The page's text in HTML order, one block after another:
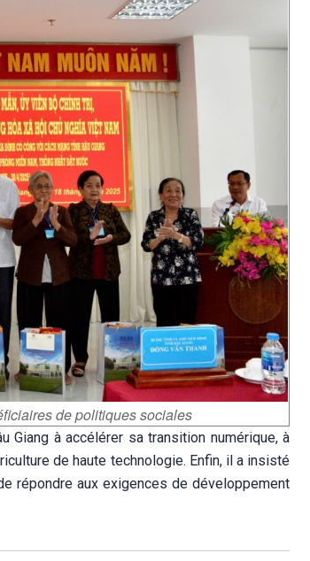
de politiques sociales
Giang à accélérer sa transition numérique, à
de haute technologie. Enfin, il a insisté
répondre aux exigences de développement